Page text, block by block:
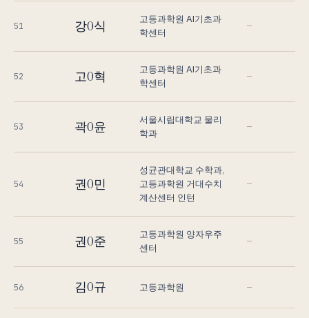
51 강O식
고등과학원 AI기초과
학센터
—
52 고O혁
고등과학원 AI기초과
학센터
—
53 곽O윤
서울시립대학교 물리
학과
—
54 권O민
성균관대학교 수학과,
고등과학원 거대수치
계산센터 인턴
—
55 권O준
고등과학원 양자우주
센터
—
56 김O규 고등과학원 —